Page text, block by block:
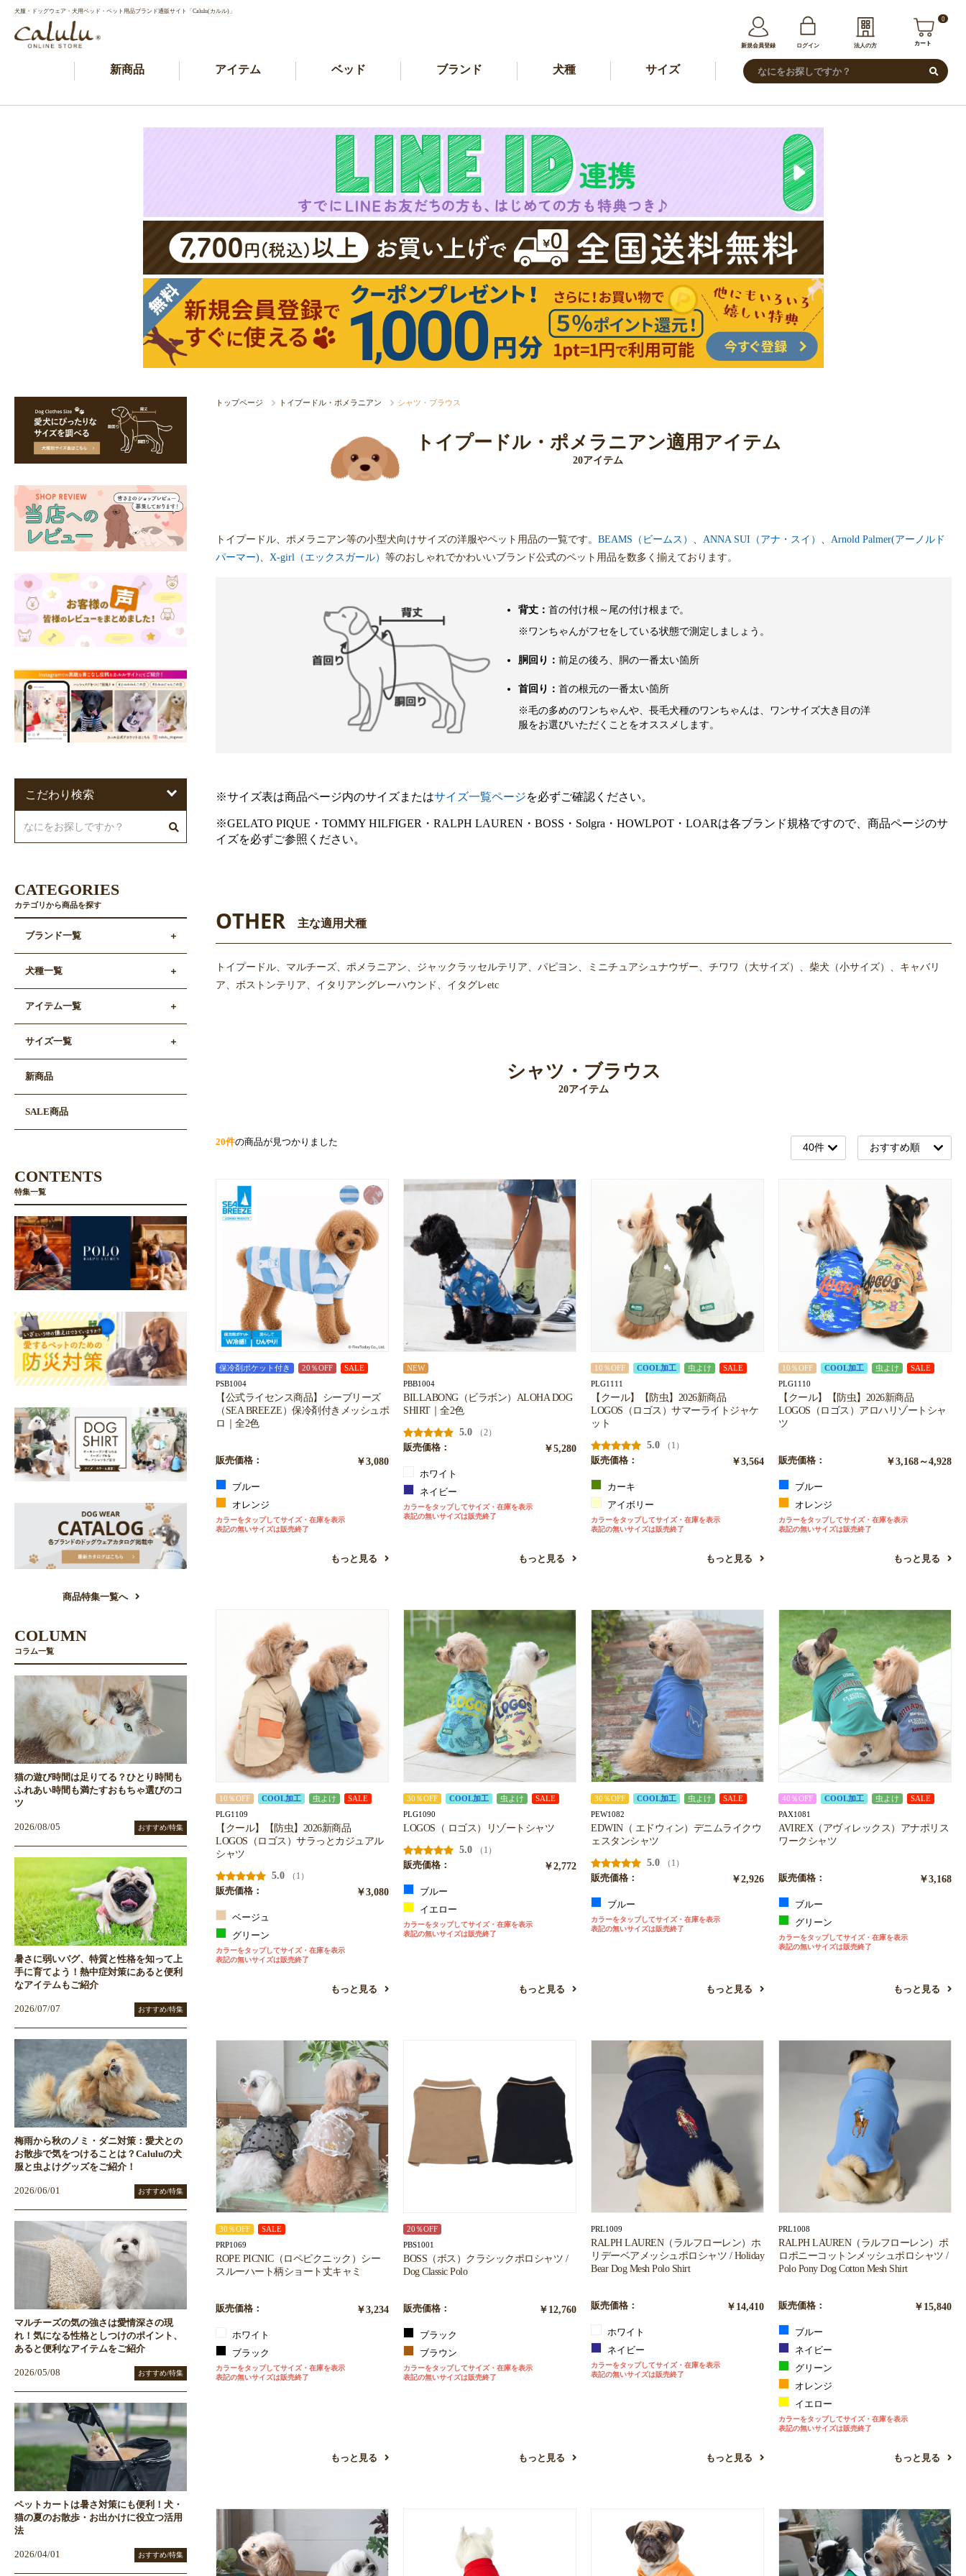
犬服・ドッグウェア・犬用ベッド・ペット用品ブランド通販サイト「Calulu(カルル)」
新規会員登録 ログイン 法人の方
0
カート
新商品 アイテム ベッド ブランド 犬種 サイズ
トップページ トイプードル・ポメラニアン シャツ・ブラウス
トイプードル・ポメラニアン適用アイテム
20アイテム
トイプードル、ポメラニアン等の小型犬向けサイズの洋服やペット用品の一覧です。 BEAMS（ビームス） 、 ANNA SUI（アナ・スイ） 、 Arnold Palmer(アーノルド
パーマー)、 X-girl（エックスガール） 等のおしゃれでかわいいブランド公式のペット用品を数多く揃えております。
背丈： 首の付け根～尾の付け根まで。
※ワンちゃんがフセをしている状態で測定しましょう。
胴回り： 前足の後ろ、胴の一番太い箇所
首回り： 首の根元の一番太い箇所
※毛の多めのワンちゃんや、長毛犬種のワンちゃんは、ワンサイズ大き目の洋
服をお選びいただくことをオススメします。
※サイズ表は商品ページ内のサイズまたはサイズ一覧ページを必ずご確認ください。
※GELATO PIQUE・TOMMY HILFIGER・RALPH LAUREN・BOSS・Solgra・HOWLPOT・LOARは各ブランド規格ですので、商品ページのサ
イズを必ずご参照ください。
OTHER 主な適用犬種
トイプードル、マルチーズ、ポメラニアン、ジャックラッセルテリア、パピヨン、ミニチュアシュナウザー、チワワ（大サイズ）、柴犬（小サイズ）、キャバリ
ア、ボストンテリア、イタリアングレーハウンド、イタグレetc
シャツ・ブラウス
20アイテム
20件の商品が見つかりました
保冷剤ポケット付き 20％OFF SALE
PSB1004
【公式ライセンス商品】シーブリーズ
（SEA BREEZE）保冷剤付きメッシュポ
ロ｜全2色
販売価格： ￥3,080
ブルー
オレンジ
カラーをタップしてサイズ・在庫を表示
表記の無いサイズは販売終了
もっと見る
NEW
PBB1004
BILLABONG（ビラボン）ALOHA DOG
SHIRT｜全2色
5.0
（2）
販売価格：
￥5,280
ホワイト
ネイビー
カラーをタップしてサイズ・在庫を表示
表記の無いサイズは販売終了
もっと見る
10％OFF COOL加工 虫よけ SALE
PLG1111
【クール】【防虫】2026新商品
LOGOS（ロゴス）サマーライトジャケ
ット
5.0
（1）
販売価格：
￥3,564
カーキ
アイボリー
カラーをタップしてサイズ・在庫を表示
表記の無いサイズは販売終了
もっと見る
10％OFF COOL加工 虫よけ SALE
PLG1110
【クール】【防虫】2026新商品
LOGOS（ロゴス）アロハリゾートシャ
ツ
販売価格： ￥3,168～4,928
ブルー
オレンジ
カラーをタップしてサイズ・在庫を表示
表記の無いサイズは販売終了
もっと見る
10％OFF COOL加工 虫よけ SALE
PLG1109
【クール】【防虫】2026新商品
LOGOS（ロゴス）サラっとカジュアル
シャツ
5.0
（1）
販売価格：
￥3,080
ベージュ
グリーン
カラーをタップしてサイズ・在庫を表示
表記の無いサイズは販売終了
もっと見る
30％OFF COOL加工 虫よけ SALE
PLG1090
LOGOS（ ロゴス）リゾートシャツ
5.0
（1）
販売価格：
￥2,772
ブルー
イエロー
カラーをタップしてサイズ・在庫を表示
表記の無いサイズは販売終了
もっと見る
30％OFF COOL加工 虫よけ SALE
PEW1082
EDWIN（ エドウィン）デニムライクウ
ェスタンシャツ
5.0
（1）
販売価格：
￥2,926
ブルー
カラーをタップしてサイズ・在庫を表示
表記の無いサイズは販売終了
もっと見る
40％OFF COOL加工 虫よけ SALE
PAX1081
AVIREX（アヴィレックス）アナポリス
ワークシャツ
販売価格： ￥3,168
ブルー
グリーン
カラーをタップしてサイズ・在庫を表示
表記の無いサイズは販売終了
もっと見る
30％OFF SALE
PRP1069
ROPE PICNIC（ロペピクニック）シー
スルーハート柄ショート丈キャミ
販売価格： ￥3,234
ホワイト
ブラック
カラーをタップしてサイズ・在庫を表示
表記の無いサイズは販売終了
もっと見る
20％OFF
PBS1001
BOSS（ボス）クラシックポロシャツ /
Dog Classic Polo
販売価格： ￥12,760
ブラック
ブラウン
カラーをタップしてサイズ・在庫を表示
表記の無いサイズは販売終了
もっと見る
PRL1009
RALPH LAUREN（ラルフローレン）ホ
リデーベアメッシュポロシャツ / Holiday
Bear Dog Mesh Polo Shirt
販売価格： ￥14,410
ホワイト
ネイビー
カラーをタップしてサイズ・在庫を表示
表記の無いサイズは販売終了
もっと見る
PRL1008
RALPH LAUREN（ラルフローレン）ポ
ロポニーコットンメッシュポロシャツ /
Polo Pony Dog Cotton Mesh Shirt
販売価格： ￥15,840
ブルー
ネイビー
グリーン
オレンジ
イエロー
カラーをタップしてサイズ・在庫を表示
表記の無いサイズは販売終了
もっと見る
お買い物を続ける カートへ進む
こだわり検索
CATEGORIES
カテゴリから商品を探す
ブランド一覧
犬種一覧
アイテム一覧
サイズ一覧
新商品
SALE商品
CONTENTS
特集一覧
商品特集一覧へ
COLUMN
コラム一覧
猫の遊び時間は足りてる？ひとり時間も
ふれあい時間も満たすおもちゃ選びのコ
ツ
2026/08/05 おすすめ/特集
暑さに弱いパグ、特質と性格を知って上
手に育てよう！熱中症対策にあると便利
なアイテムもご紹介
2026/07/07 おすすめ/特集
梅雨から秋のノミ・ダニ対策：愛犬との
お散歩で気をつけることは？Caluluの犬
服と虫よけグッズをご紹介！
2026/06/01 おすすめ/特集
マルチーズの気の強さは愛情深さの現
れ！気になる性格としつけのポイント、
あると便利なアイテムをご紹介
2026/05/08 おすすめ/特集
ペットカートは暑さ対策にも便利！犬・
猫の夏のお散歩・お出かけに役立つ活用
法
2026/04/01 おすすめ/特集